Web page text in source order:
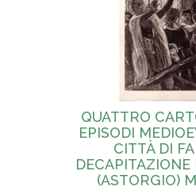
QUATTRO
EPISODI
CITTÀ DI
DECAPITAZIONE
(ASTORGIO)